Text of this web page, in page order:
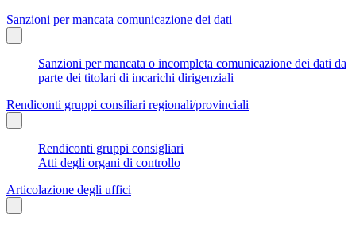
Sanzioni per mancata comunicazione dei dati
Sanzioni per mancata o incompleta comunicazione dei dati da
parte dei titolari di incarichi dirigenziali
Rendiconti gruppi consiliari regionali/provinciali
Rendiconti gruppi consigliari
Atti degli organi di controllo
Articolazione degli uffici